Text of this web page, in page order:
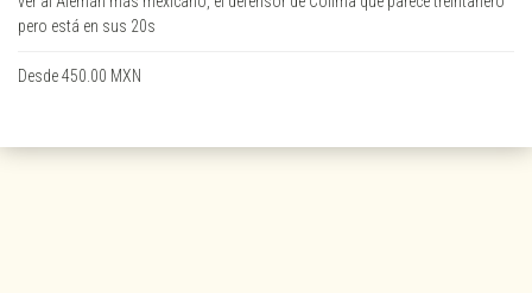
pero está en sus 20s
Desde 450.00 MXN